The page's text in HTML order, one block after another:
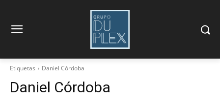
Etiquetas Daniel Córdoba
Daniel Córdoba